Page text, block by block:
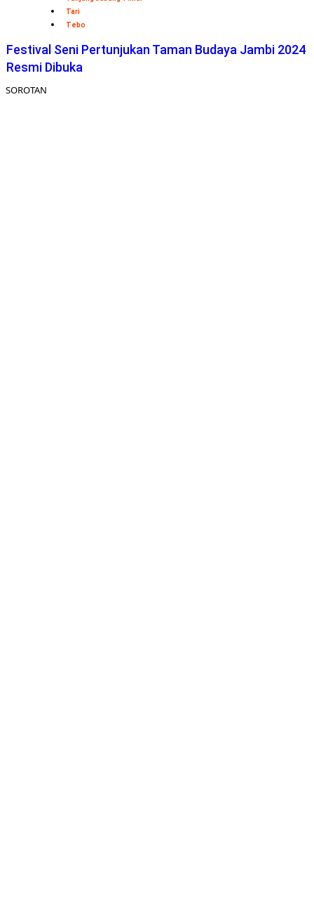
Tari
Tebo
Festival Seni Pertunjukan Taman Budaya Jambi 2024
Resmi Dibuka
SOROTAN